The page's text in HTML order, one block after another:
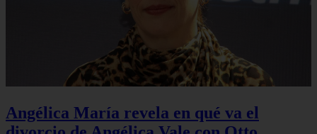
Angélica María revela en qué va el